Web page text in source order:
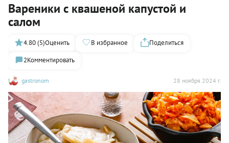
Вареники с квашеной капустой и
салом
gastronom 28 ноября 2024 г.
4.80 (5)Оценить В избранное
Поделиться
2Комментировать